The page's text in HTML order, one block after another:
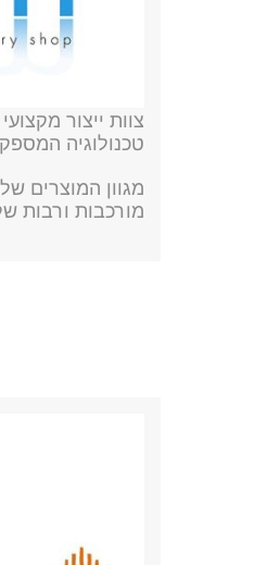
טכנולוגיה
מגוון המוצרים
מורכבות ורבות